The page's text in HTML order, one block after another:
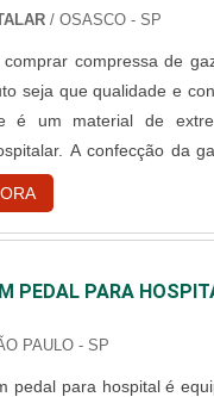
/ OSASCO - SP
compressa de
seja que qualidade e
é um material de
A confecção da
ferimentos em geral, além
e estancamento
PEDAL PARA
PAULO - SP
pedal para hospital é